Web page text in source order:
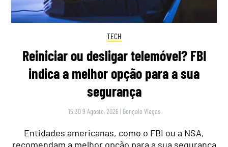
TECH
Reiniciar ou desligar telemóvel? FBI
indica a melhor opção para a sua
segurança
15:30 9 Agosto, 2026 | Gonçalo Viegas
Entidades americanas, como o FBI ou a NSA,
recomendam a melhor opção para a sua segurança